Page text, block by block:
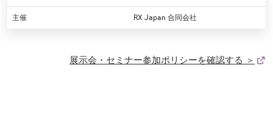
主催 RX Japan 合同会社
展示会・セミナー参加ポリシーを確認する ＞